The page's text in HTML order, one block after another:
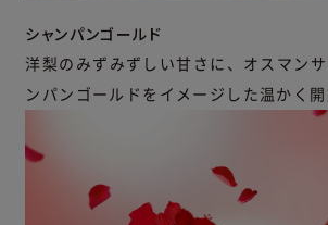
シャンパンゴールド
洋梨のみずみずしい甘さに、オスマン
ンパンゴールドをイメージした温かく開